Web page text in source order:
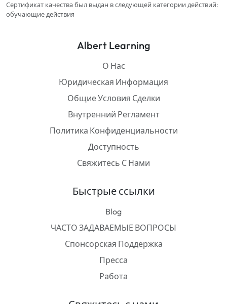
Сертификат качества был выдан в следующей категории действий:
обучающие действия
Albert Learning
О Нас
Юридическая Информация
Общие Условия Сделки
Внутренний Регламент
Политика Конфиденциальности
Доступность
Свяжитесь С Нами
Быстрые ссылки
Blog
ЧАСТО ЗАДАВАЕМЫЕ ВОПРОСЫ
Спонсорская Поддержка
Пресса
Работа